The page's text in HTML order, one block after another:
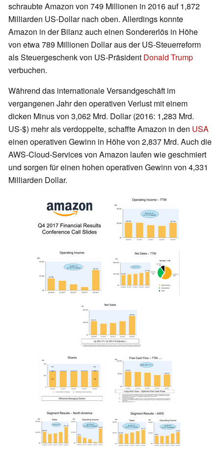
schraubte Amazon von 749 Millionen in 2016 auf 1,872
Milliarden US-Dollar nach oben. Allerdings konnte
Amazon in der Bilanz auch einen Sondererlös in Höhe
von etwa 789 Millionen Dollar aus der US-Steuerreform
als Steuergeschenk von US-Präsident Donald Trump
verbuchen.
Während das internationale Versandgeschäft im
vergangenen Jahr den operativen Verlust mit einem
dicken Minus von 3,062 Mrd. Dollar (2016: 1,283 Mrd.
US-$) mehr als verdoppelte, schaffte Amazon in den USA
einen operativen Gewinn in Höhe von 2,837 Mrd. Auch die
AWS-Cloud-Services von Amazon laufen wie geschmiert
und sorgen für einen hohen operativen Gewinn von 4,331
Milliarden Dollar.